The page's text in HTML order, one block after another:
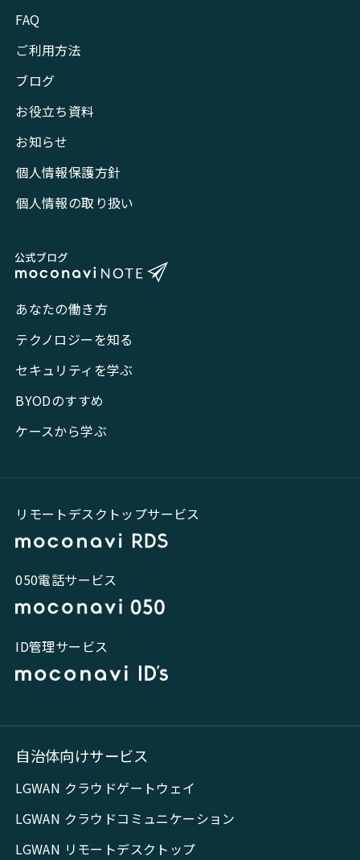
FAQ
ご利用方法
ブログ
お役立ち資料
お知らせ
個人情報保護方針
個人情報の取り扱い
あなたの働き方
テクノロジーを知る
セキュリティを学ぶ
BYODのすすめ
ケースから学ぶ
リモートデスクトップサービス
050電話サービス
ID管理サービス
自治体向けサービス
LGWAN クラウドゲートウェイ
LGWAN クラウドコミュニケーション
LGWAN リモートデスクトップ